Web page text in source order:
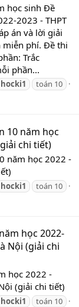
học sinh Đề
2023 - THPT
án và lời giải
miễn phí. Đề thi
Trắc
phần...
hocki1
toán 10
10 năm học
chi tiết)
năm học 2022 -
hocki1
toán 10
học 2022-
Nội (giải chi
học 2022 -
(giải chi tiết)
hocki1
toán 10